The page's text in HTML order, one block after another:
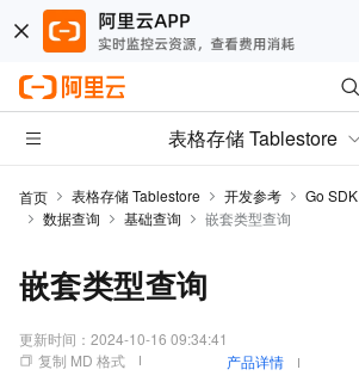
表格存储 Tablestore
首页 表格存储 Tablestore 开发参考 Go SDK
数据查询
基础查询 嵌套类型查询
嵌套类型查询
更新时间： 2024-10-16 09:34:41
复制 MD 格式
产品详情